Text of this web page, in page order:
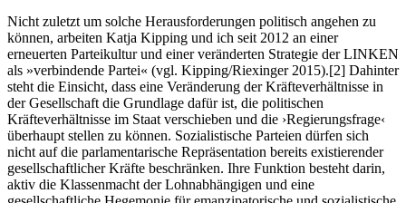
Nicht zuletzt um solche Herausforderungen politisch angehen zu
können, arbeiten Katja Kipping und ich seit 2012 an einer
erneuerten Parteikultur und einer veränderten Strategie der LINKEN
als »verbindende Partei« (vgl. Kipping/Riexinger 2015).[2] Dahinter
steht die Einsicht, dass eine Veränderung der Kräfteverhältnisse in
der Gesellschaft die Grundlage dafür ist, die politischen
Kräfteverhältnisse im Staat verschieben und die ›Regierungsfrage‹
überhaupt stellen zu können. Sozialistische Parteien dürfen sich
nicht auf die parlamentarische Repräsentation bereits existierender
gesellschaftlicher Kräfte beschränken. Ihre Funktion besteht darin,
aktiv die Klassenmacht der Lohnabhängigen und eine